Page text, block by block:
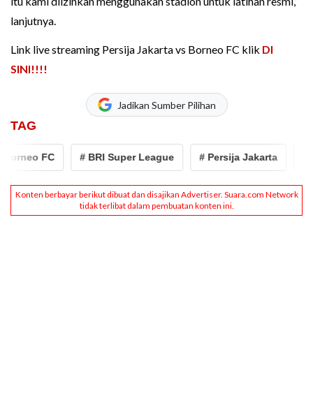
lanjutnya.
Link live streaming Persija Jakarta vs Borneo FC klik DI
SINI!!!!
Jadikan Sumber Pilihan
TAG
FC # BRI Super League # Persija Jakarta